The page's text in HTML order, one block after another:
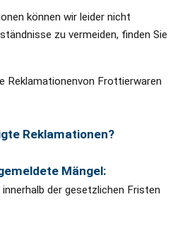
können wir leider nicht
zu vermeiden, finden Sie
Reklamationenvon Frottierwaren
Reklamationen?
Mängel:
der gesetzlichen Fristen